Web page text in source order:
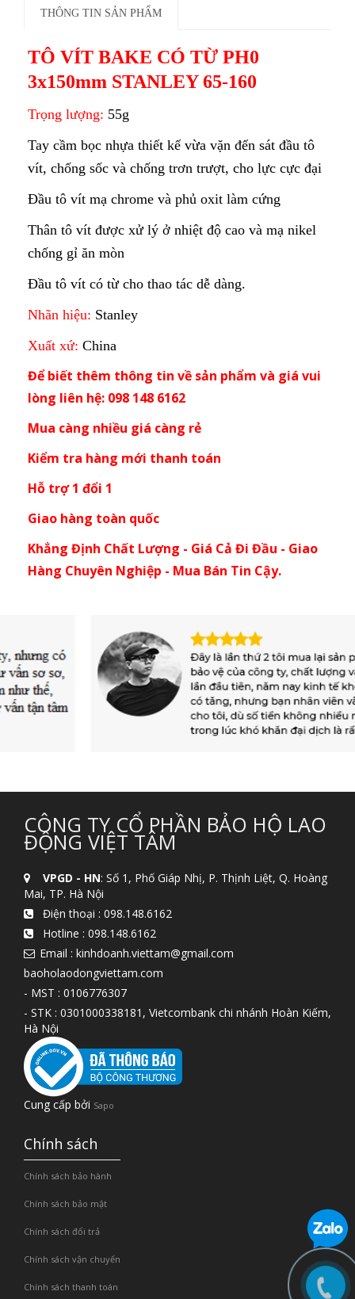
THÔNG TIN SẢN PHẨM
TÔ VÍT BAKE CÓ TỪ PH0
3x150mm STANLEY 65-160
Trọng lượng: 55g
Tay cầm bọc nhựa thiết kế vừa vặn đến sát đầu tô
vít, chống sốc và chống trơn trượt, cho lực cực đại
Đầu tô vít mạ chrome và phủ oxit làm cứng
Thân tô vít được xử lý ở nhiệt độ cao và mạ nikel
chống gỉ ăn mòn
Đầu tô vít có từ cho thao tác dễ dàng.
Nhãn hiệu: Stanley
Xuất xứ: China
Để biết thêm thông tin về sản phẩm và giá vui
lòng liên hệ: 098 148 6162
Mua càng nhiều giá càng rẻ
Kiểm tra hàng mới thanh toán
Hỗ trợ 1 đổi 1
Giao hàng toàn quốc
Khẳng Định Chất Lượng - Giá Cả Đi Đầu - Giao
Hàng Chuyên Nghiệp - Mua Bán Tin Cậy.
CÔNG TY CỔ PHẦN BẢO HỘ LAO
ĐỘNG VIỆT TÂM
VPGD - HN: Số 1, Phố Giáp Nhị, P. Thịnh Liệt, Q. Hoàng
Mai, TP. Hà Nội
Điện thoại : 098.148.6162
Hotline : 098.148.6162
Email : kinhdoanh.viettam@gmail.com
baoholaodongviettam.com
- MST : 0106776307
- STK : 0301000338181, Vietcombank chi nhánh Hoàn Kiếm,
Hà Nội
Cung cấp bởi Sapo
Chính sách
Chính sách bảo hành
Chính sách bảo mật
Chính sách đổi trả
Chính sách vận chuyển
Chính sách thanh toán